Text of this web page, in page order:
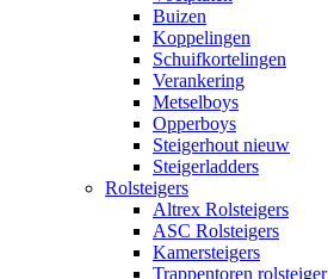
Buizen
Koppelingen
Schuifkortelingen
Verankering
Metselboys
Opperboys
Steigerhout nieuw
Steigerladders
Rolsteigers
Altrex Rolsteigers
ASC Rolsteigers
Kamersteigers
Trappentoren rolsteiger